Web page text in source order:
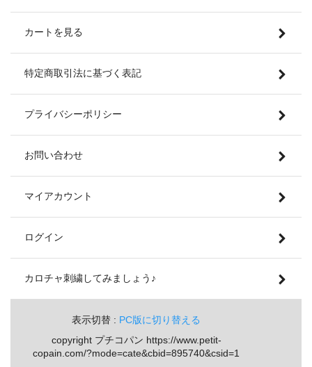
カートを見る
特定商取引法に基づく表記
プライバシーポリシー
お問い合わせ
マイアカウント
ログイン
カロチャ刺繍してみましょう♪
表示切替 : PC版に切り替える
copyright プチコパン https://www.petit-
copain.com/?mode=cate&cbid=895740&csid=1